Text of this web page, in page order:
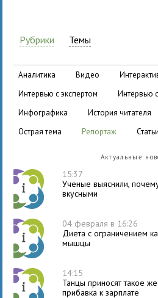
Рубрики Темы
аналитика видео
интервью с экспертом
интервью
инфографика
история читателя
острая тема
репортаж статьи
Актуальные
15:37
Ученые выяснили,
вкусными
04 февраля в 16:26
Диета с ограничением
мышцы
14:15
Танцы приносят такое
прибавка к зарплате